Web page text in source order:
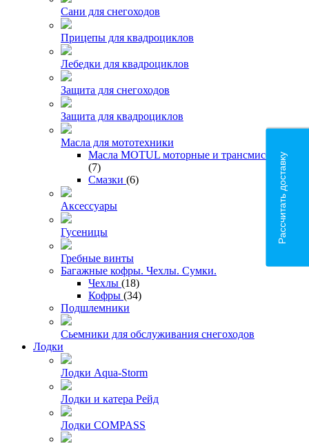
Сани для снегоходов
Прицепы для квадроциклов
Лебедки для квадроциклов
Защита для снегоходов
Защита для квадроциклов
Масла для мототехники
Масла MOTUL моторные и трансмиссионые
(7)
Смазки (6)
Аксессуары
Гусеницы
Гребные винты
Багажные кофры. Чехлы. Сумки.
Чехлы (18)
Кофры (34)
Подшлемники
Сьемники для обслуживания снегоходов
Лодки
Лодки Aqua-Storm
Лодки и катера Рейд
Лодки COMPASS
Рассчитать доставку